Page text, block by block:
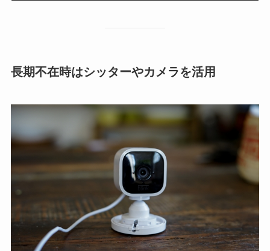
長期不在時はシッターやカメラを活用